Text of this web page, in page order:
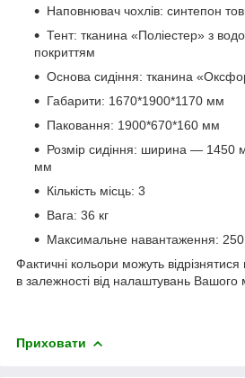
Наповнювач чохлів: синтепон
Тент: тканина «Поліестер» з
покриттям
Основа сидіння: тканина
Габарити: 1670*1900*1170 мм
Паковання: 1900*670*160 мм
Розмір сидіння: ширина — 1450
мм
Кількість місць: 3
Вага: 36 кг
Максимальне навантаження: 250
Фактичні кольори можуть відрізнятися
в залежності від налаштувань Вашого
Приховати